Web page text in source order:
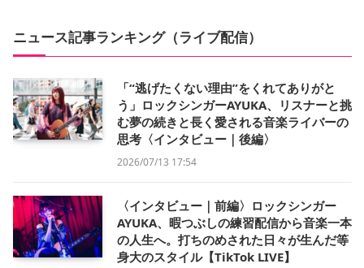
ニュース記事ランキング（ライブ配信）
「“逃げたくない理由”をくれてありがと
う」ロックシンガーAYUKA、リスナーと挑
む夢の続きと長く愛される音楽ライバーの
思考〈インタビュー｜後編〉
2026/07/13 17:54
〈インタビュー｜前編〉ロックシンガー
AYUKA、暇つぶしの練習配信から音楽一本
の人生へ。打ちのめされた日々が生んだ等
身大のスタイル【TikTok LIVE】